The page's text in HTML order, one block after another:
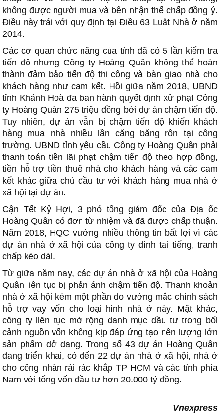
không được người mua và bên nhận thế chấp đồng ý.
Điều này trái với quy định tại Điều 63 Luật Nhà ở năm
2014.
Các cơ quan chức năng của tỉnh đã có 5 lần kiểm tra
tiến độ nhưng Công ty Hoàng Quân không thể hoàn
thành đảm bảo tiến độ thi công và bàn giao nhà cho
khách hàng như cam kết. Hồi giữa năm 2018, UBND
tỉnh Khánh Hoà đã ban hành quyết định xử phạt Công
ty Hoàng Quân 275 triệu đồng bởi dự án chậm tiến độ.
Tuy nhiên, dự án vẫn bị chậm tiến độ khiến khách
hàng mua nhà nhiều lần căng băng rôn tại công
trường. UBND tỉnh yêu cầu Công ty Hoàng Quân phải
thanh toán tiền lãi phạt chậm tiến độ theo hợp đồng,
tiền hỗ trợ tiền thuê nhà cho khách hàng và các cam
kết khác giữa chủ đầu tư với khách hàng mua nhà ở
xã hội tại dự án.
Cận Tết Kỷ Hợi, 3 phó tổng giám đốc của Địa ốc
Hoàng Quân có đơn từ nhiệm và đã được chấp thuận.
Năm 2018, HQC vướng nhiều thông tin bất lợi vì các
dự án nhà ở xã hội của công ty dính tai tiếng, tranh
chấp kéo dài.
Từ giữa năm nay, các dự án nhà ở xã hội của Hoàng
Quân liên tục bị phản ánh chậm tiến độ. Thanh khoản
nhà ở xã hội kém một phần do vướng mắc chính sách
hỗ trợ vay vốn cho loại hình nhà ở này. Mặt khác,
công ty liên tục mở rộng danh mục đầu tư trong bối
cảnh nguồn vốn không kịp đáp ứng tạo nên lượng lớn
sản phẩm dở dang. Trong số 43 dự án Hoàng Quân
đang triển khai, có đến 22 dự án nhà ở xã hội, nhà ở
cho công nhân rải rác khắp TP HCM và các tỉnh phía
Nam với tổng vốn đầu tư hơn 20.000 tỷ đồng.
Vnexpress